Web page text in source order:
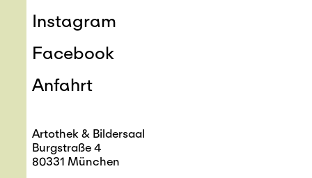
Instagram
Facebook
Anfahrt
Artothek & Bildersaal
Burgstraße 4
80331 München